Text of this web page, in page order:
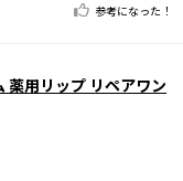
参考になった！
薬用リップ リペアワン